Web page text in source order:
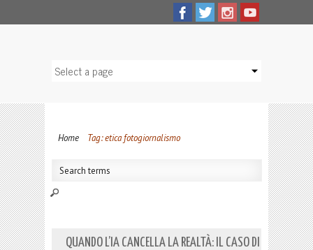
Home Tag: etica fotogiornalismo
QUANDO L’IA CANCELLA LA REALTÀ: IL CASO DI